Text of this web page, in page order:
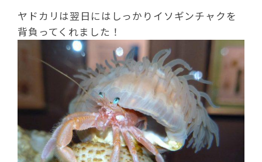
ヤドカリは翌日にはしっかりイソギンチャクを
背負ってくれました！